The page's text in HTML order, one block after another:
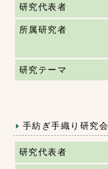
研究代表者
所属研究者
研究テーマ
手紡ぎ手織り研究会
研究代表者